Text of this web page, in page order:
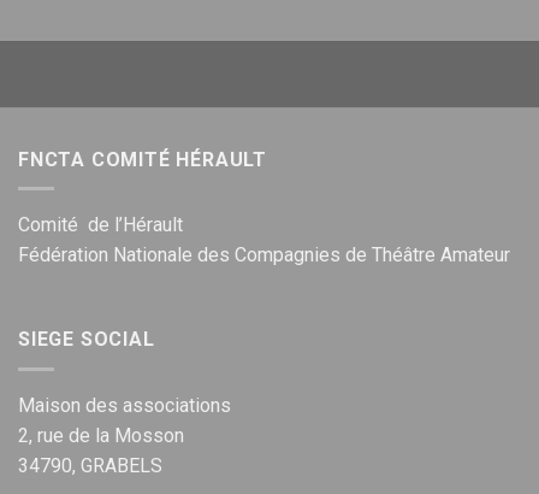
FNCTA COMITÉ HÉRAULT
Comité de l’Hérault
Fédération Nationale des Compagnies de Théâtre Amateur
SIEGE SOCIAL
Maison des associations
2, rue de la Mosson
34790, GRABELS